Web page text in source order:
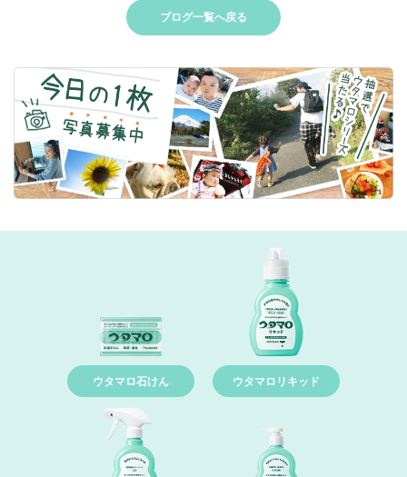
ブログ一覧へ戻る
ウタマロ石けん ウタマロリキッド